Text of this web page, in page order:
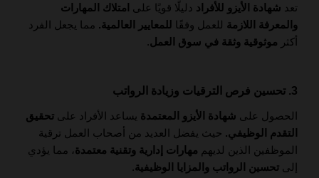
تعد شهادة الأيزو للأفراد دليلًا قويًا على امتلاك المهارات
والمعرفة اللازمة للعمل وفقًا للمعايير العالمية. مما يجعل الفرد
أكثر موثوقية وثقة في سوق العمل.
3. تحسين فرص الترقيات وزيادة الرواتب
الحصول على شهادة الأيزو المعتمدة يساعد الأفراد على تحقيق
التقدم الوظيفي. حيث يفضل العديد من أصحاب العمل ترقية
الموظفين الذين لديهم مهارات إدارية وتقنية معتمدة، مما يؤدي
إلى تحسين الرواتب والمزايا الوظيفية.